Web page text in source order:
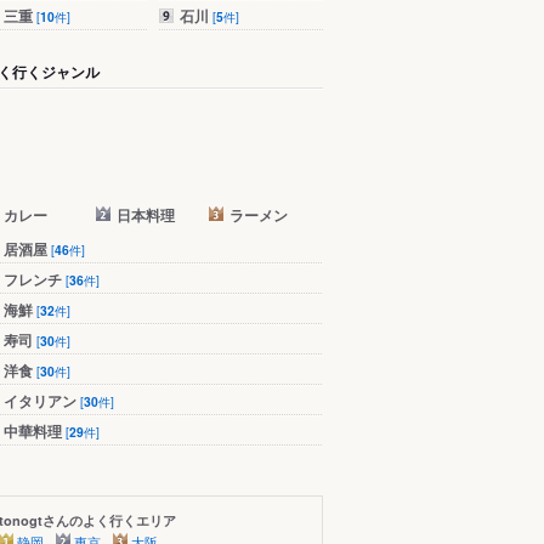
三重 [10件] 石川 [5件]
行くジャンル
カレー 日本料理
ラーメン
居酒屋 [46件]
フレンチ [36件]
海鮮 [32件]
寿司 [30件]
洋食 [30件]
イタリアン [30件]
中華料理 [29件]
tonogtさんのよく行くエリア